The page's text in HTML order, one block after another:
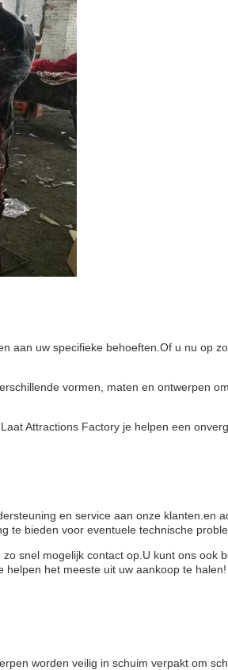
aan uw specifieke behoeften.Of u nu op
vormen, maten en ontwerpen
Attractions Factory je helpen een
en service aan onze klanten.en
te bieden voor eventuele technische
snel mogelijk contact op.U kunt ons ook
het meeste uit uw aankoop te halen!
worden veilig in schuim verpakt om